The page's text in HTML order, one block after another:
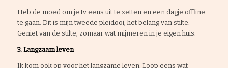
Heb de moed om je tv eens uit te zetten en een dagje offline
te gaan. Dit is mijn tweede pleidooi, het belang van stilte.
Geniet van de stilte, zomaar wat mijmeren in je eigen huis.
3. Langzaam leven
Ik kom ook op voor het langzame leven. Loop eens wat